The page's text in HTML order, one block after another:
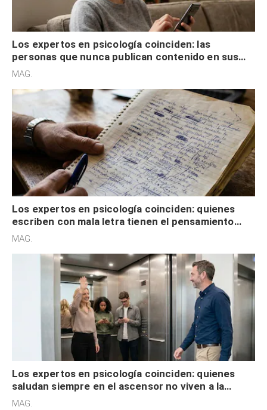
Los expertos en psicología coinciden: las
personas que nunca publican contenido en sus
redes sociales no pretenden buscar validación
MAG.
Los expertos en psicología coinciden: quienes
escriben con mala letra tienen el pensamiento
acelerado y no lo hacen por desinterés
MAG.
Los expertos en psicología coinciden: quienes
saludan siempre en el ascensor no viven a la
defensiva y tienen apertura social
MAG.